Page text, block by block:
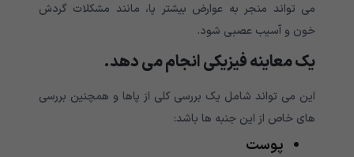
می تواند منجر به عوارض بیشتر پا، مانند مشکلات گردش
خون و آسیب عصبی شود.
یک معاینه فیزیکی انجام می دهد.
این می تواند شامل یک بررسی کلی از پاها و همچنین بررسی
های خاص از این جنبه ها باشد:
پوست